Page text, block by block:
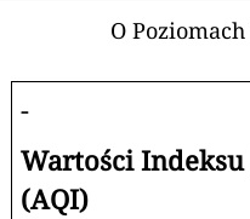
O
-
Wartości
(AQI)